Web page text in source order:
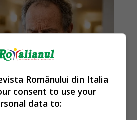
Românului din Italia
consent to use your
data to: